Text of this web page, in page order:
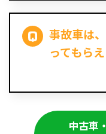
事故車は
ってもら
中古車